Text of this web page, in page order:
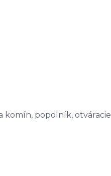
komín, popolník, otváracie